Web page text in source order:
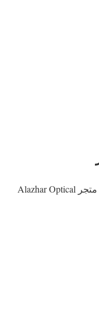
اليك جميع طرق التواصل مع خدمة عملاء متجر Alazhar Optical